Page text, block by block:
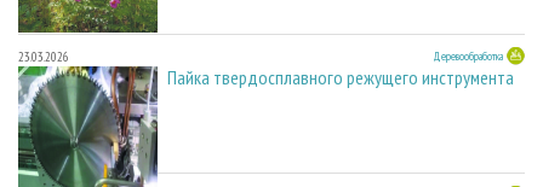
23.03.2026 Деревообработка
Пайка твердосплавного режущего инструмента